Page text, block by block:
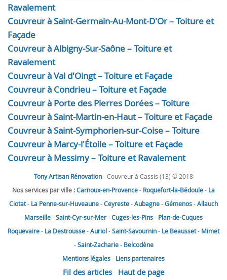
Ravalement
Couvreur à Saint-Germain-Au-Mont-D'Or – Toiture et
Façade
Couvreur à Albigny-Sur-Saône – Toiture et
Ravalement
Couvreur à Val d'Oingt – Toiture et Façade
Couvreur à Condrieu – Toiture et Façade
Couvreur à Porte des Pierres Dorées – Toiture
Couvreur à Saint-Martin-en-Haut – Toiture et Façade
Couvreur à Saint-Symphorien-sur-Coise – Toiture
Couvreur à Marcy-l'Étoile – Toiture et Façade
Couvreur à Messimy – Toiture et Ravalement
Tony Artisan Rénovation- Couvreur à Cassis (13) © 2018
Nos services par ville :Carnoux-en-Provence- Roquefort-la-Bédoule- La
Ciotat- La Penne-sur-Huveaune-Ceyreste-Aubagne-Gémenos-Allauch
- Marseille-Saint-Cyr-sur-Mer-Cuges-les-Pins- Plan-de-Cuques-
Roquevaire- La Destrousse-Auriol-Saint-Savournin- Le Beausset- Mimet
-Saint-Zacharie- Belcodène
Mentions légales- Liens partenaires
Fil des articles Haut de page